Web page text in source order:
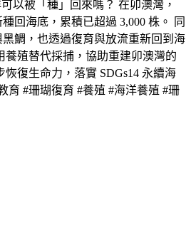
以被「種」回來嗎？ 在卯澳灣，
回海底，累積已超過 3,000 株。 同
鯛，也透過復育與放流重新回到海
養殖替代採捕，協助重建卯澳灣的
復生命力，落實 SDGs14 永續海
育 #珊瑚復育 #養殖 #海洋養殖 #珊